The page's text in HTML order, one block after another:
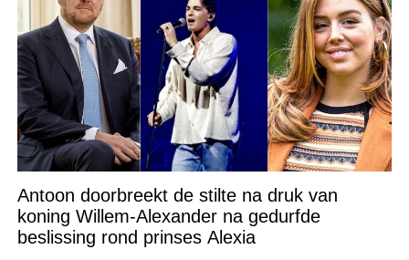
Antoon doorbreekt de stilte na druk van
koning Willem-Alexander na gedurfde
beslissing rond prinses Alexia